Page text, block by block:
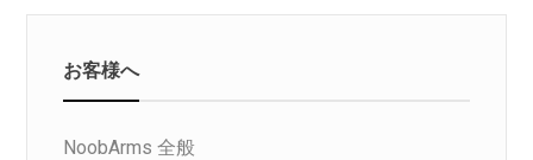
お客様へ
NoobArms 全般